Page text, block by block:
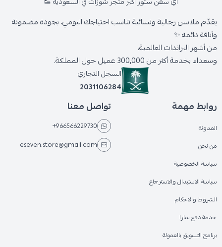
يقدّم ملابس رجالية ونسائية تناسب احتياجك اليومي، بجودة مضمونة
وأناقة دائمة ✨
من أشهر البراندات العالمية،
وسعداء بخدمة أكثر من 300,000 عميل حول المملكة.
السجل التجاري
2031106284
روابط مهمة
المدونة
من نحن
سياسة الخصوصية
سياسة الاستبدال والاسترجاع
الشروط والاحكام
خدمة دفع تمارا
برنامج التسويق بالعمولة
تواصل معنا
+966566229730
eseven.store@gmail.com